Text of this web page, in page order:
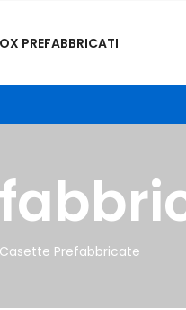
PREFABBRICATI
Casette Prefabbricate